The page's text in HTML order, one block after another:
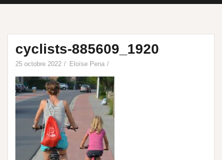
cyclists-885609_1920
25 octobre 2022 Eloïse Pena